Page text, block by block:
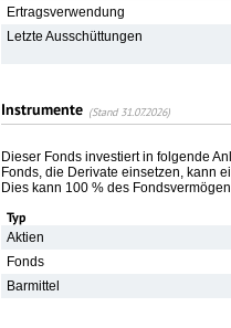
Ertragsverwendung
Letzte Ausschüttungen
Instrumente (Stand 31.07.2026)
Dieser Fonds investiert in folgende
Fonds, die Derivate einsetzen, kann
Dies kann 100 % des
Typ
Aktien
Fonds
Barmittel